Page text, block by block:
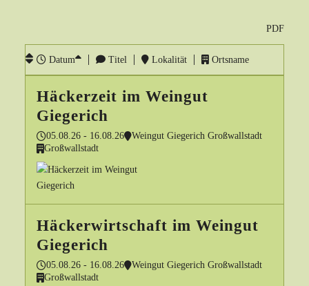
PDF
Datum Titel Lokalität Ortsname
Häckerzeit im Weingut
Giegerich
05.08.26 - 16.08.26
Weingut Giegerich Großwallstadt
Großwallstadt
Häckerwirtschaft im Weingut
Giegerich
05.08.26 - 16.08.26
Weingut Giegerich Großwallstadt
Großwallstadt